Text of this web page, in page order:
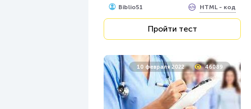
Biblio51 HTML - код
Пройти тест
10 февраля 2022 46089